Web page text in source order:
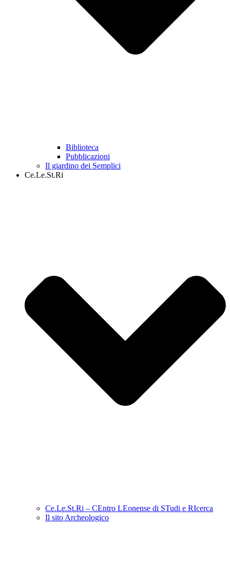
Biblioteca
Pubblicazioni
Il giardino dei Semplici
Ce.Le.St.Ri
Ce.Le.St.Ri – CEntro LEonense di STudi e RIcerca
Il sito Archeologico